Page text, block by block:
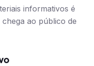
informativos é
chega ao público de